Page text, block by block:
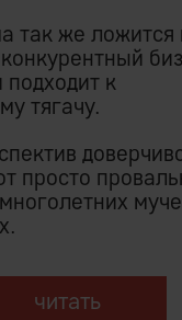
так же ложится
подходит к
тягачу.
просто
читать